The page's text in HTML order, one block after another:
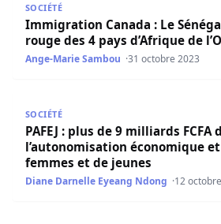
SOCIÉTÉ
Immigration Canada : Le
rouge des 4 pays d’Afrique de
Ange-Marie Sambou 31 octobre 2023
SOCIÉTÉ
PAFEJ : plus de 9 milliards FCFA
l’autonomisation économique
femmes et de jeunes
Diane Darnelle Eyeang Ndong 12